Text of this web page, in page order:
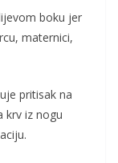
boku jer
maternici,
pritisak na
krv iz nogu